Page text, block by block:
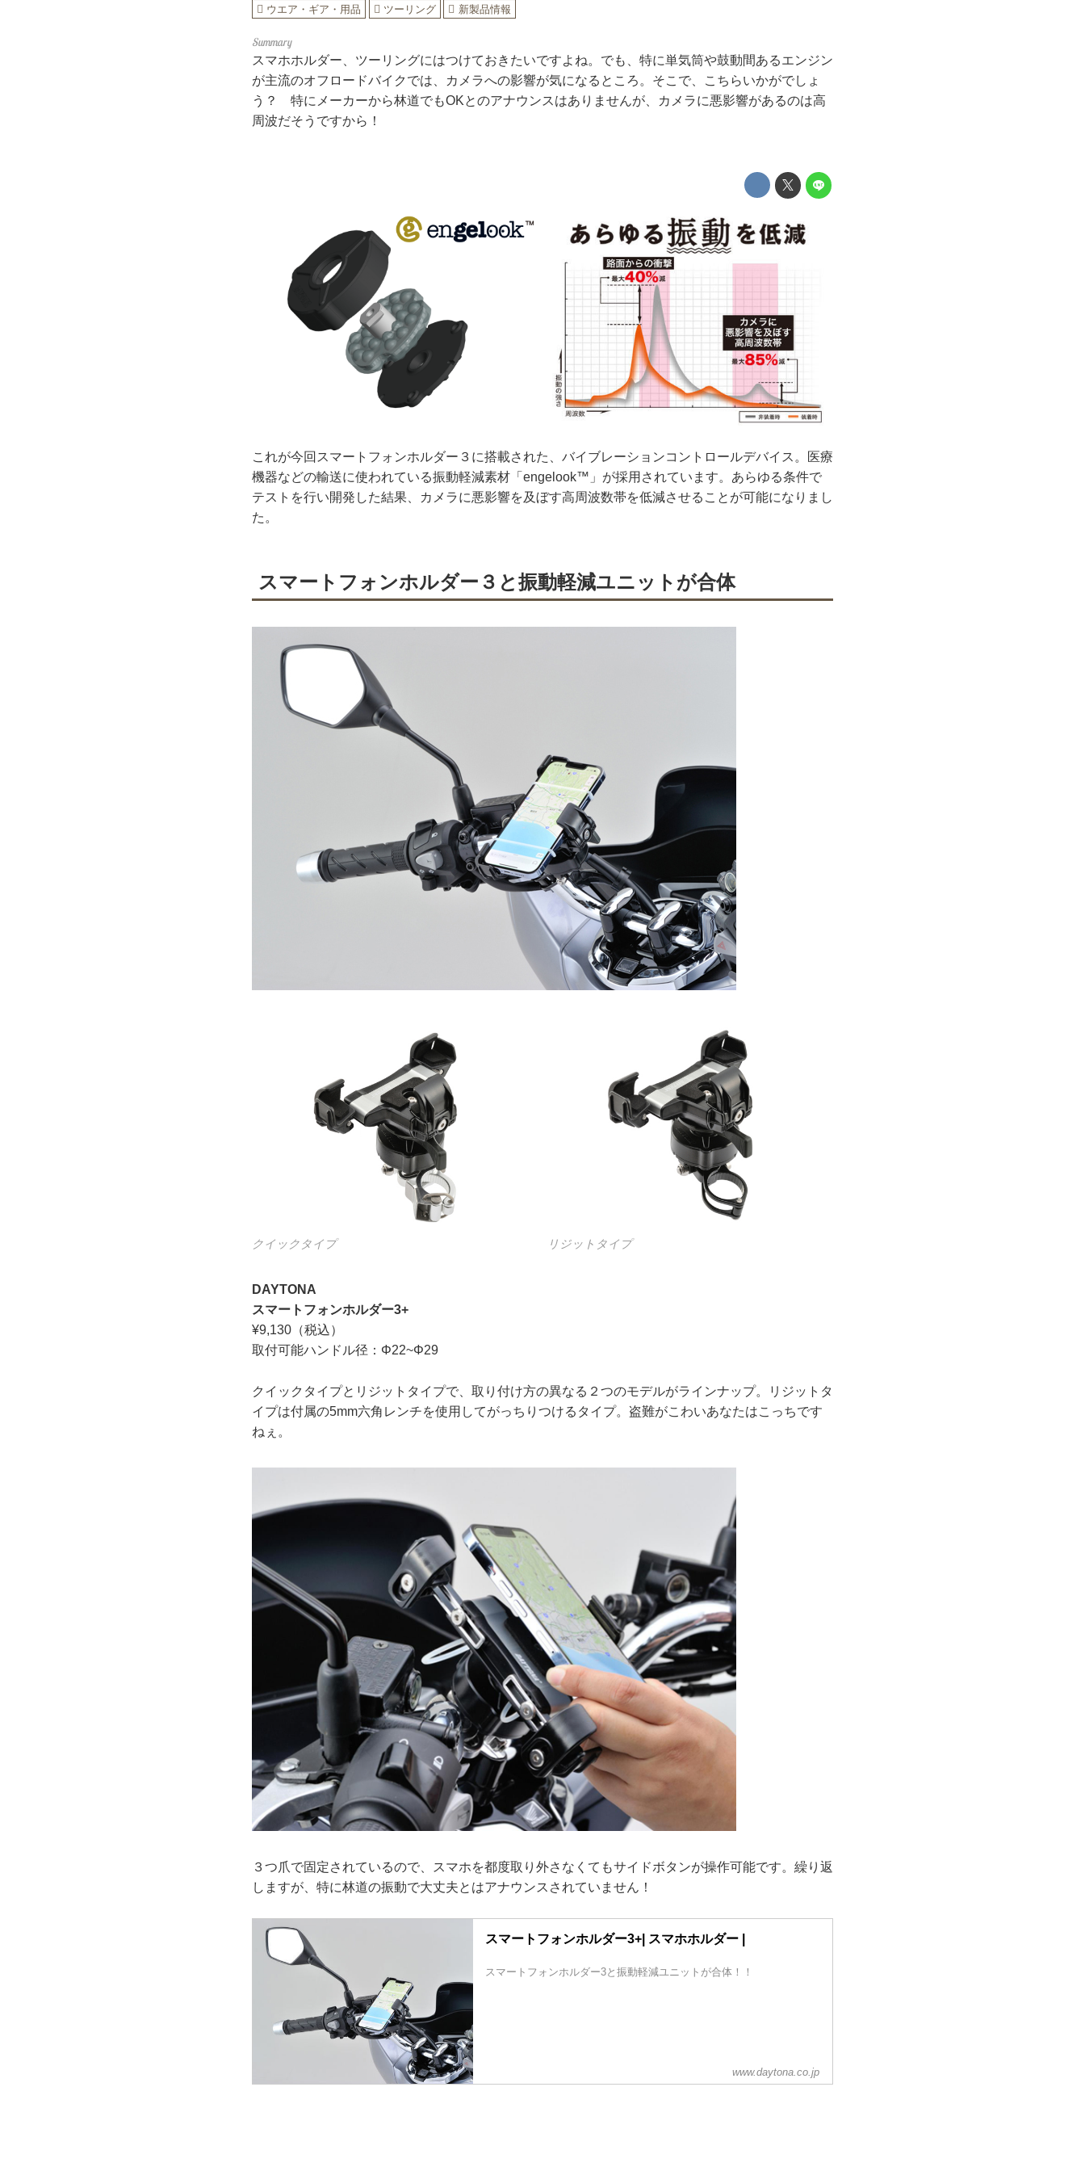
ウエア・ギア・用品 ツーリング 新製品情報
スマホホルダー、ツーリングにはつけておきたいですよね。でも、特に単気筒や鼓動間あるエンジン
が主流のオフロードバイクでは、カメラへの影響が気になるところ。そこで、こちらいかがでしょ
う？ 特にメーカーから林道でもOKとのアナウンスはありませんが、カメラに悪影響があるのは高
周波だそうですから！
これが今回スマートフォンホルダー３に搭載された、バイブレーションコントロールデバイス。医療
機器などの輸送に使われている振動軽減素材「engelook™」が採用されています。あらゆる条件で
テストを行い開発した結果、カメラに悪影響を及ぼす高周波数帯を低減させることが可能になりまし
た。
スマートフォンホルダー３と振動軽減ユニットが合体
クイックタイプ リジットタイプ
DAYTONA
スマートフォンホルダー3+
¥9,130（税込）
取付可能ハンドル径：Φ22~Φ29
クイックタイプとリジットタイプで、取り付け方の異なる２つのモデルがラインナップ。リジットタ
イプは付属の5mm六角レンチを使用してがっちりつけるタイプ。盗難がこわいあなたはこっちです
ねぇ。
３つ爪で固定されているので、スマホを都度取り外さなくてもサイドボタンが操作可能です。繰り返
しますが、特に林道の振動で大丈夫とはアナウンスされていません！
スマートフォンホルダー3+| スマホホルダー |
スマートフォンホルダー3と振動軽減ユニットが合体！！
www.daytona.co.jp